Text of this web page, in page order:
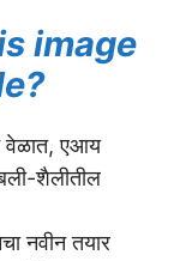
image
वेळात, एआय
शैलीतील
नवीन तयार